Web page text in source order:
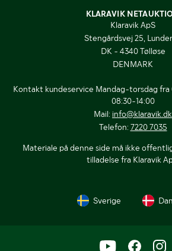
KLARAVIK
Klaravik ApS
Stengårdsvej 25,
DK - 4340 Tølløse
DENMARK
Kontakt kundeservice Mandag-torsdag fra
08:30-14:00
Mail: info@klaravik.dk
Telefon: 7220 7035
Materiale på denne side må ikke
tilladelse fra Klaravik
Sverige